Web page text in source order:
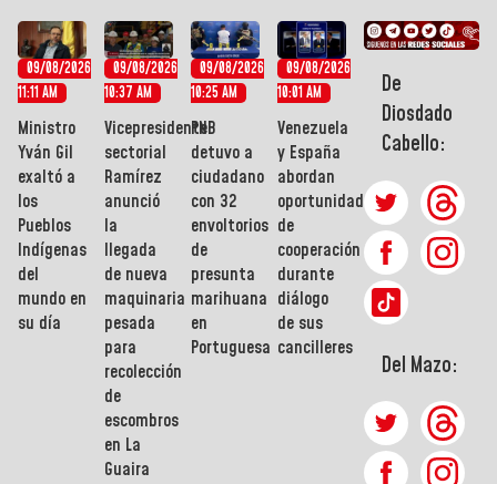
09/08/2026
11:11 AM
Ministro
Yván Gil
exaltó a
los
Pueblos
Indígenas
del
mundo en
su día
09/08/2026
10:37 AM
Vicepresidente
sectorial
Ramírez
anunció
la
llegada
de nueva
maquinaria
pesada
para
recolección
de
escombros
en La
Guaira
09/08/2026
10:25 AM
PNB
detuvo a
ciudadano
con 32
envoltorios
de
presunta
marihuana
en
Portuguesa
09/08/2026
10:01 AM
Venezuela
y España
abordan
oportunidades
de
cooperación
durante
diálogo
de sus
cancilleres
De
Diosdado
Cabello:
Del Mazo: